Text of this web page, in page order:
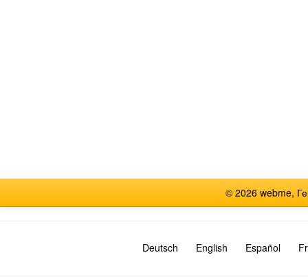
© 2026 webme,
Deutsch English Español